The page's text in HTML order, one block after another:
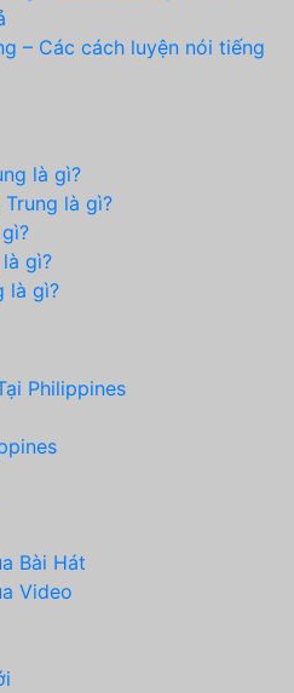
– Các cách luyện nói tiếng
là gì?
là gì?
gì?
là gì?
Philippines
Bài Hát
Video